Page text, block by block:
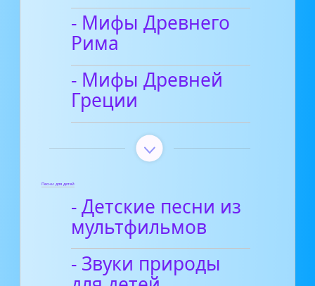
- Мифы Древнего
Рима
- Мифы Древней
Греции
Песни для детей
- Детские песни из
мультфильмов
- Звуки природы